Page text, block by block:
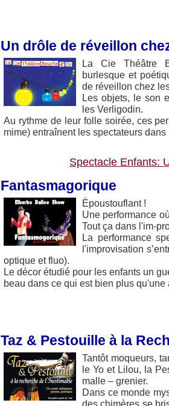
Un drôle de réveillon
La Cie Théâtre
burlesque et
de réveillon chez
Les objets, le son
les Verligodin.
Au rythme de leur folle soirée, ces
mime) entraînent les spectateurs
Spectacle Enfants:
Fantasmagorique
Époustouflant !
Une performance
Tout ça dans l'im-
La performance
l'improvisation
optique et fluo).
Le décor étudié pour les enfants un
beau dans ce qui est bien plus qu'une
Taz & Pestouille à la
Tantôt moqueurs,
le Yo et Lilou, la
malle – grenier.
Dans ce monde
des chimères se